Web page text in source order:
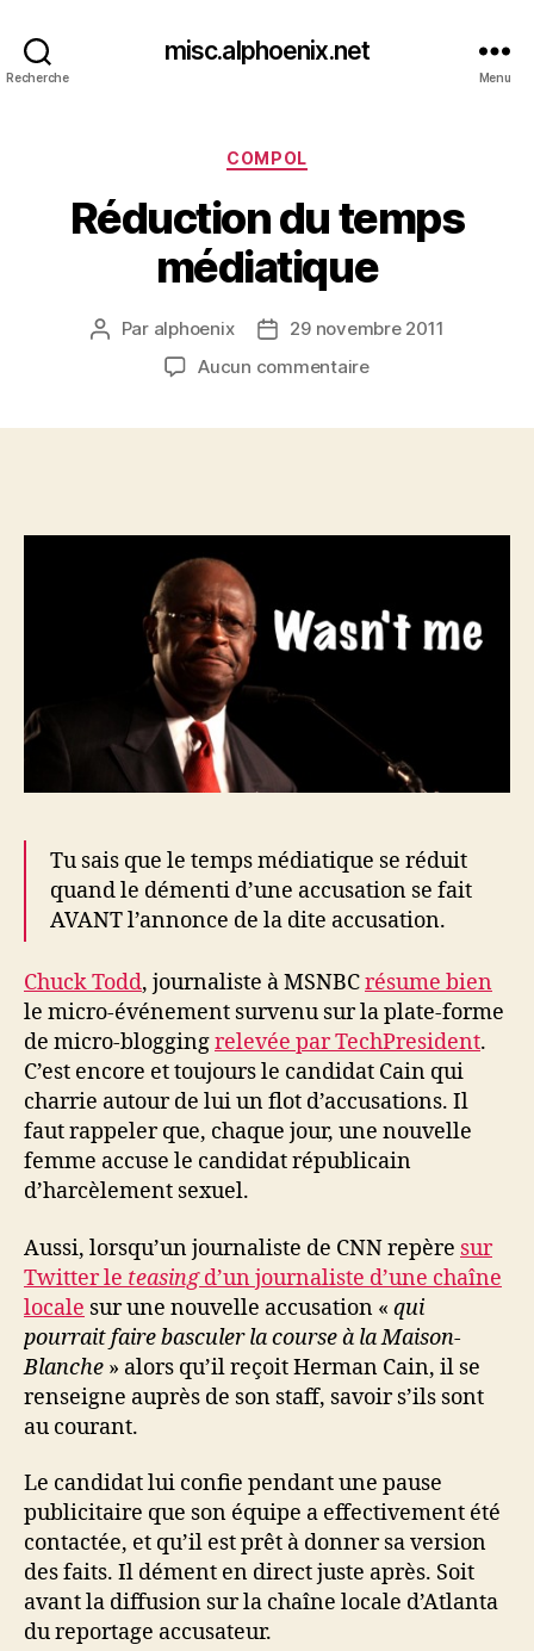
Recherche
misc.alphoenix.net
Menu
Catégories
COMPOL
Réduction du temps
médiatique
Auteur
Par alphoenix
Date29 novembre 2011
Aucun commentairesur
Tu sais que le temps médiatique se réduit
quand le démenti d’une accusation se fait
AVANT l’annonce de la dite accusation.
Chuck Todd, journaliste à MSNBCrésume bien
le micro-événement survenu sur la plate-forme
de micro-bloggingrelevée par TechPresident.
C’est encore et toujours le candidat Cain qui
charrie autour de lui un flot d’accusations. Il
faut rappeler que, chaque jour, une nouvelle
femme accuse le candidat républicain
d’harcèlement sexuel.
Aussi, lorsqu’un journaliste de CNN repère sur
Twitter le teasingd’un journaliste d’une chaîne
locale sur une nouvelle accusation « qui
pourrait faire basculer la course à la Maison-
Blanche » alors qu’il reçoit Herman Cain, il se
renseigne auprès de son staff, savoir s’ils sont
au courant.
Le candidat lui confie pendant une pause
publicitaire que son équipe a effectivement été
contactée, et qu’il est prêt à donner sa version
des faits. Il dément en direct juste après. Soit
avant la diffusion sur la chaîne locale d’Atlanta
du reportage accusateur.